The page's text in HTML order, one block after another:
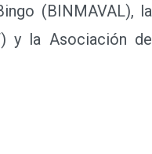
(BINMAVAL), la
y la Asociación de